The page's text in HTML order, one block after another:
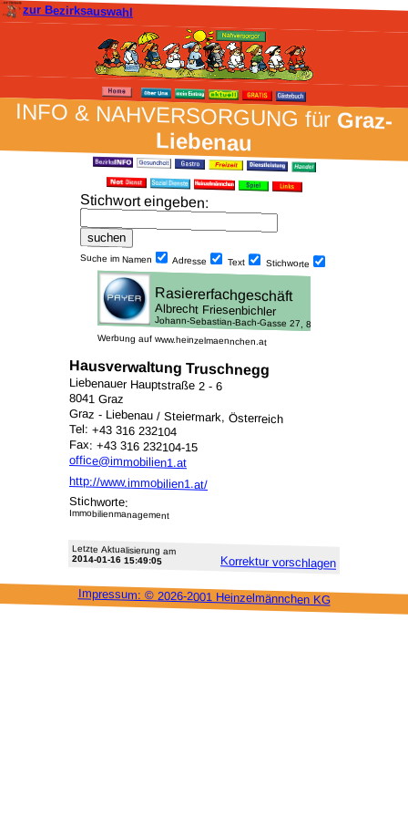
zur Bezirksauswahl
INFO & NAH­VER­SORG­UNG fürGraz-
Liebenau
Stich­wort ein­geben:
Suche im Namen Adresse Text Stich­worte
Werbung auf www.heinzelmaennchen.at
Hausverwaltung Truschnegg
Liebenauer Hauptstraße 2 - 6
8041 Graz
Graz - Liebenau / Steiermark, Österreich
Tel: +43 316 232104
Fax: +43 316 232104-15
office@immobilien1.at
http://www.immobilien1.at/
Stichworte:
Immobilienmanagement
Letzte Aktu­alisie­rung am
2014-01-16 15:49:05 Korrektur vor­schlagen
Impressum: © 2026-2001 Heinzel­männchen KG